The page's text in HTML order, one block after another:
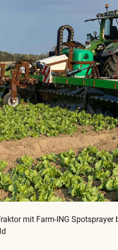
mit Farm-ING